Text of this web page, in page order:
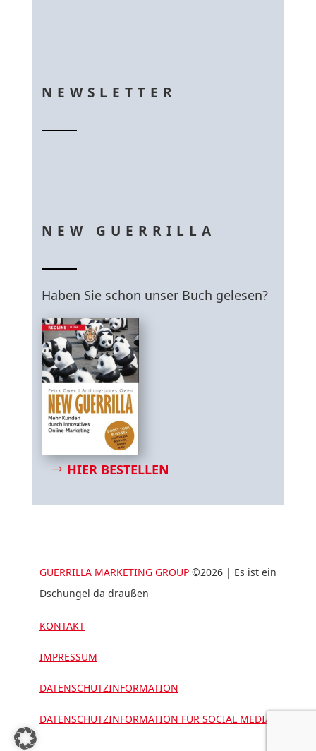
NEWSLETTER
NEW GUERRILLA
Haben Sie schon unser Buch gelesen?
HIER BESTELLEN
GUERRILLA MARKETING GROUP ©2026 | Es ist ein
Dschungel da draußen
KONTAKT
IMPRESSUM
DATENSCHUTZINFORMATION
DATENSCHUTZINFORMATION FÜR SOCIAL MEDIA